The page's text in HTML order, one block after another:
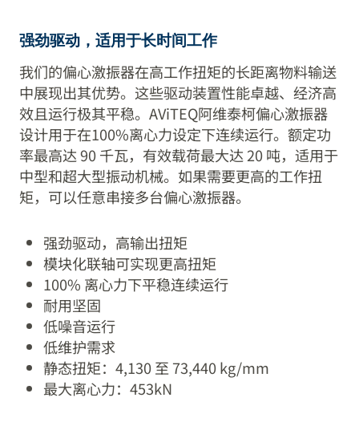
强劲驱动，适用于长时间工作
我们的偏心激振器在高工作扭矩的长距离物料输送
中展现出其优势。这些驱动装置性能卓越、经济高
效且运行极其平稳。AViTEQ阿维泰柯偏心激振器
设计用于在100%离心力设定下连续运行。额定功
率最高达 90 千瓦，有效载荷最大达 20 吨，适用于
中型和超大型振动机械。如果需要更高的工作扭
矩，可以任意串接多台偏心激振器。
强劲驱动，高输出扭矩
模块化联轴可实现更高扭矩
100% 离心力下平稳连续运行
耐用坚固
低噪音运行
低维护需求
静态扭矩：4,130 至 73,440 kg/mm
最大离心力：453kN